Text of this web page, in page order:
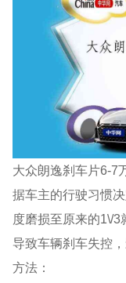
大众朗逸刹车片6-7
据车主的行驶习惯
度磨损至原来的1\/
导致车辆刹车失控
方法：